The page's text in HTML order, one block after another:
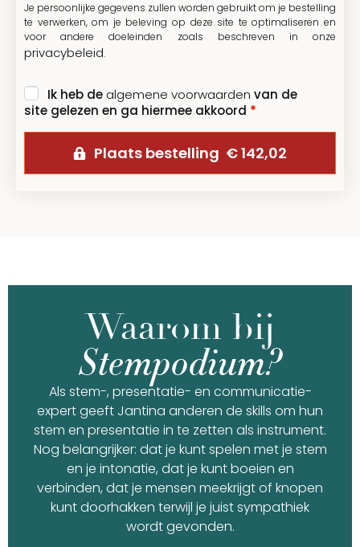
Je persoonlijke gegevens zullen worden gebruikt om je bestelling
te verwerken, om je beleving op deze site te optimaliseren en
voor andere doeleinden zoals beschreven in onze
privacybeleid.
Ik heb de algemene voorwaarden van de
site gelezen en ga hiermee akkoord *
Plaats bestelling € 142,02
Waarom bij
Stempodium?
Als stem-, presentatie- en communicatie-
expert geeft Jantina anderen de skills om hun
stem en presentatie in te zetten als instrument.
Nog belangrijker: dat je kunt spelen met je stem
en je intonatie, dat je kunt boeien en
verbinden, dat je mensen meekrijgt of knopen
kunt doorhakken terwijl je juist sympathiek
wordt gevonden.